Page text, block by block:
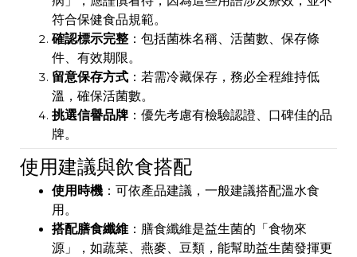
符合保健食品規範。
確認標示完整 ：包括菌株名稱、活菌數、保存條
件、有效期限。
留意保存方式 ：若需冷藏保存，務必全程維持低
溫，確保活菌數。
挑選信譽品牌 ：優先考慮有檢驗認證、口碑佳的品
牌。
使用建議與飲食搭配
使用時機 ：可依產品建議，一般建議搭配溫水食
用。
搭配膳食纖維 ：膳食纖維是益生菌的「食物來
源」，如蔬菜、燕麥、豆類，能幫助益生菌發揮更